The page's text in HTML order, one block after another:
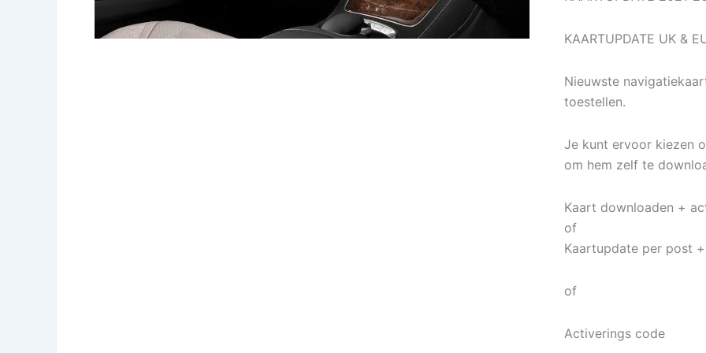
KAARTUPDATE UK &
Nieuwste
toestellen.
Je kunt ervoor kiezen
om hem zelf te
Kaart downloaden +
of
Kaartupdate per post
of
Activerings code